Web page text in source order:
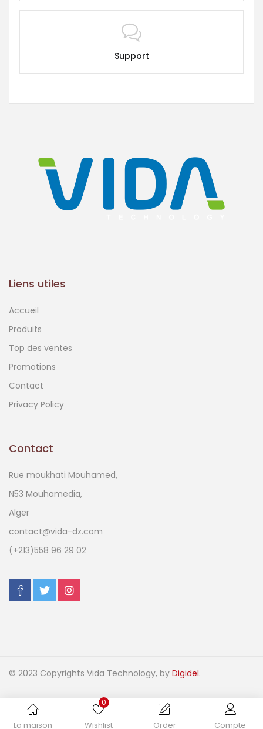
La maison
0
Wishlist Order Compte
Support
Liens utiles
Accueil
Produits
Top des ventes
Promotions
Contact
Privacy Policy
Contact
Rue moukhati Mouhamed,
N53 Mouhamedia,
Alger
contact@vida-dz.com
(+213)558 96 29 02
© 2023 Copyrights Vida Technology, by Digidel.